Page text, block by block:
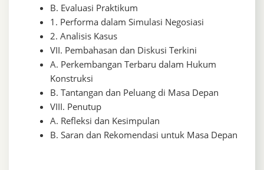
B. Evaluasi Praktikum
1. Performa dalam Simulasi Negosiasi
2. Analisis Kasus
VII. Pembahasan dan Diskusi Terkini
A. Perkembangan Terbaru dalam Hukum
Konstruksi
B. Tantangan dan Peluang di Masa Depan
VIII. Penutup
A. Refleksi dan Kesimpulan
B. Saran dan Rekomendasi untuk Masa Depan